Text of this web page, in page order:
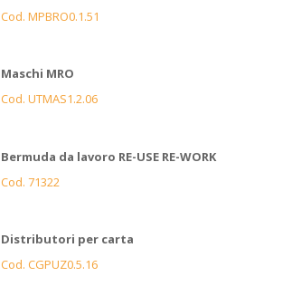
Cod. MPBRO0.1.51
Maschi MRO
Cod. UTMAS1.2.06
Bermuda da lavoro RE-USE RE-WORK
Cod. 71322
Distributori per carta
Cod. CGPUZ0.5.16